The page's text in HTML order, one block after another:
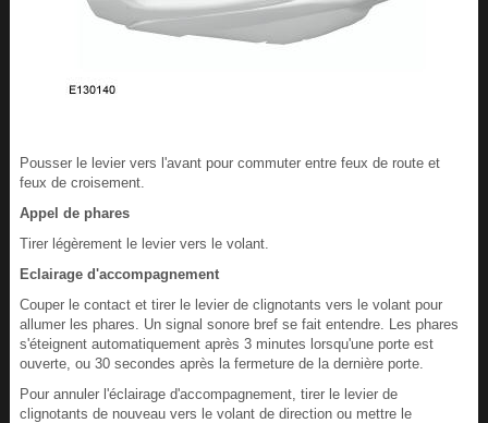
Pousser le levier vers l'avant pour commuter entre feux de route et
feux de croisement.
Appel de phares
Tirer légèrement le levier vers le volant.
Eclairage d'accompagnement
Couper le contact et tirer le levier de clignotants vers le volant pour
allumer les phares. Un signal sonore bref se fait entendre. Les phares
s'éteignent automatiquement après 3 minutes lorsqu'une porte est
ouverte, ou 30 secondes après la fermeture de la dernière porte.
Pour annuler l'éclairage d'accompagnement, tirer le levier de
clignotants de nouveau vers le volant de direction ou mettre le